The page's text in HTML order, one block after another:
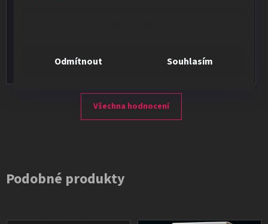
Odmítnout Souhlasím
Všechna hodnocení
Podobné produkty